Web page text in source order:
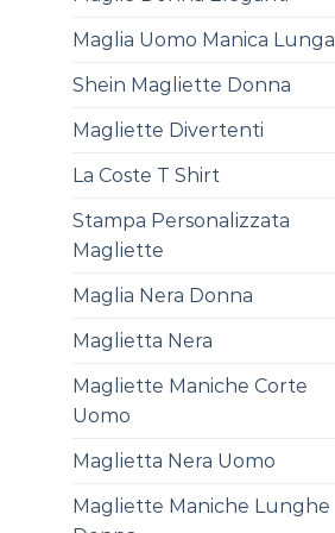
Maglia Uomo Manica Lunga
Shein Magliette Donna
Magliette Divertenti
La Coste T Shirt
Stampa Personalizzata
Magliette
Maglia Nera Donna
Maglietta Nera
Magliette Maniche Corte
Uomo
Maglietta Nera Uomo
Magliette Maniche Lunghe